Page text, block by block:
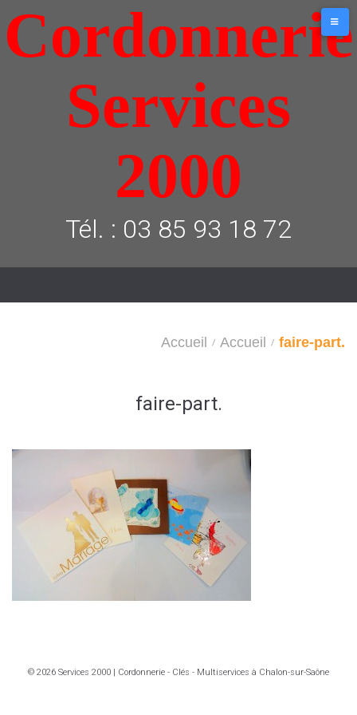
au
contenu
Cordonnerie
Services
2000
Tél. : 03 85 93 18 72
Accueil / Accueil / faire-part.
faire-part.
© 2026 Services 2000 | Cordonnerie - Clés - Multiservices à Chalon-sur-Saône